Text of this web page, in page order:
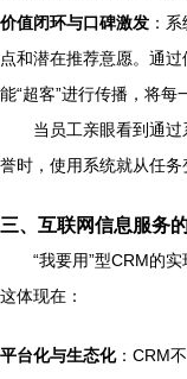
价值闭环与口碑激发 ：
点和潜在推荐意愿。通
能“超客”进行传播，将每
当员工亲眼看到通
誉时，使用系统就从任务
三、互联网信息服务
“我要用”型CRM的
这体现在：
平台化与生态化：CRM